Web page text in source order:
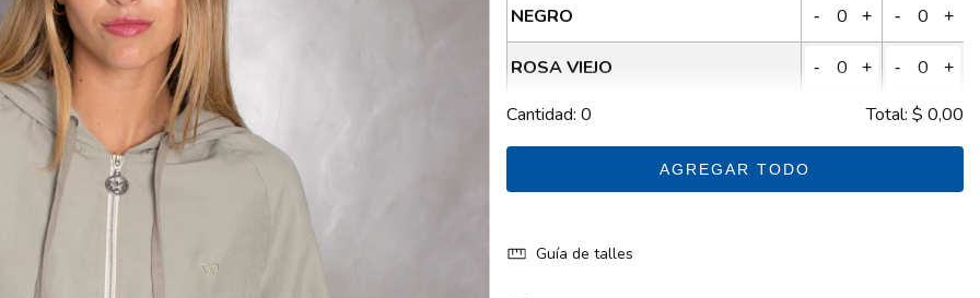
NEGRO - + - +
ROSA VIEJO - + - +
VERDE SECO + - +
Cantidad: 0 Total: $ 0,00
AGREGAR TODO
Guía de talles